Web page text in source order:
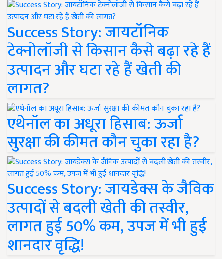
Success Story: जायटॉनिक
टेक्नोलॉजी से किसान कैसे बढ़ा रहे हैं
उत्पादन और घटा रहे हैं खेती की
लागत?
एथेनॉल का अधूरा हिसाब: ऊर्जा
सुरक्षा की कीमत कौन चुका रहा है?
Success Story: जायडेक्स के जैविक
उत्पादों से बदली खेती की तस्वीर,
लागत हुई 50% कम, उपज में भी हुई
शानदार वृद्धि!